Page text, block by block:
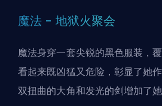
魔法 - 地狱火聚会
魔法身穿一套尖锐的黑色服装，
看起来既凶猛又危险，彰显了她
双扭曲的大角和发光的剑增加了